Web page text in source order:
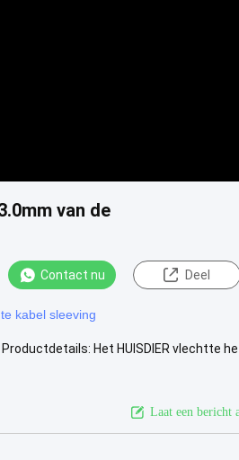
van de
Contact nu Deel
kabel sleeving
Het HUISDIER vlechtte
Laat een bericht